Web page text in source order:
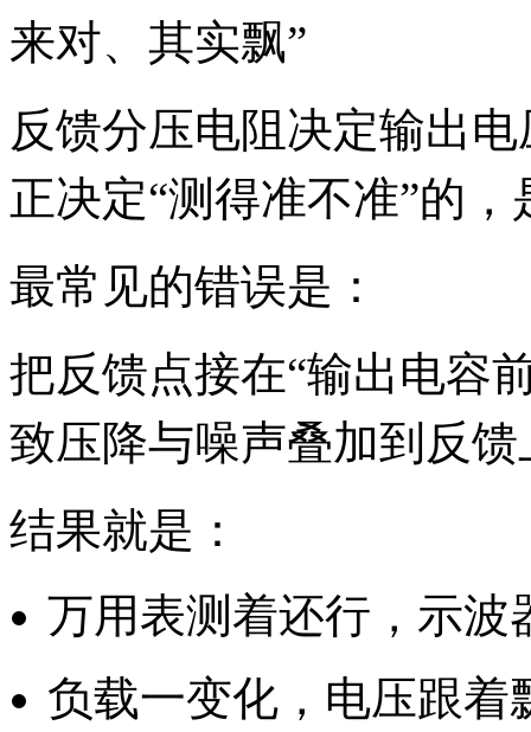
来对、其实飘”
反馈分压电阻决定输出
正决定“测得准不准”的
最常见的错误是：
把反馈点接在“输出电容
致压降与噪声叠加到反
结果就是：
万用表测着还行，示波
负载一变化，电压跟着